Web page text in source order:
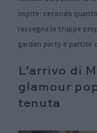
ospite: secondo
rassegna le truppe
garden party e partite
L’arrivo di
glamour
tenuta